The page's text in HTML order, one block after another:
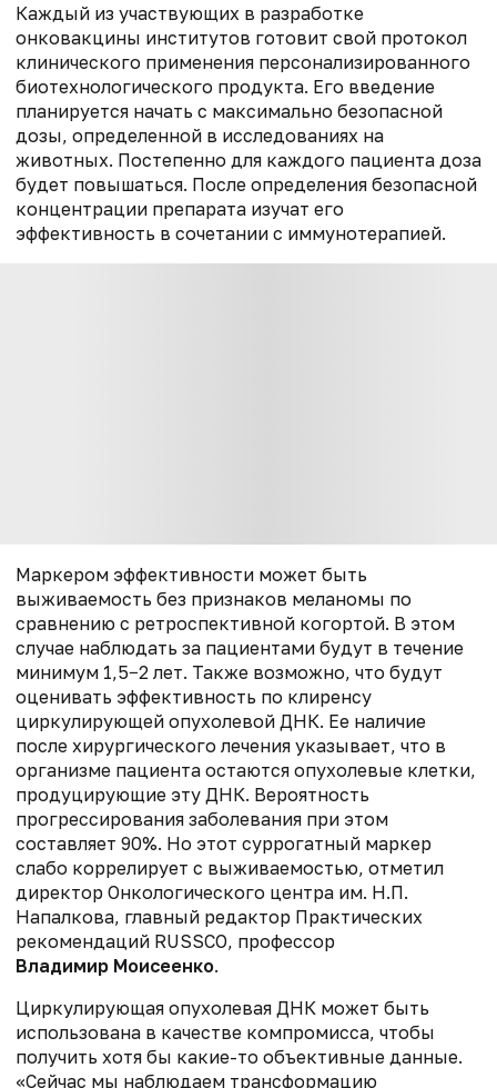
Каждый из участвующих в разработке
онковакцины институтов готовит свой протокол
клинического применения персонализированного
биотехнологического продукта. Его введение
планируется начать с максимально безопасной
дозы, определенной в исследованиях на
животных. Постепенно для каждого пациента доза
будет повышаться. После определения безопасной
концентрации препарата изучат его
эффективность в сочетании с иммунотерапией.
Маркером эффективности может быть
выживаемость без признаков меланомы по
сравнению с ретроспективной когортой. В этом
случае наблюдать за пациентами будут в течение
минимум 1,5−2 лет. Также возможно, что будут
оценивать эффективность по клиренсу
циркулирующей опухолевой ДНК. Ее наличие
после хирургического лечения указывает, что в
организме пациента остаются опухолевые клетки,
продуцирующие эту ДНК. Вероятность
прогрессирования заболевания при этом
составляет 90%. Но этот суррогатный маркер
слабо коррелирует с выживаемостью, отметил
директор Онкологического центра им. Н.П.
Напалкова, главный редактор Практических
рекомендаций RUSSCO, профессор
Владимир Моисеенко.
Циркулирующая опухолевая ДНК может быть
использована в качестве компромисса, чтобы
получить хотя бы какие-то объективные данные.
«Сейчас мы наблюдаем трансформацию